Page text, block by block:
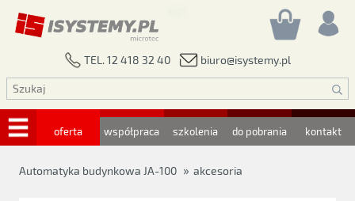
TEL. 12 418 32 40 biuro@isystemy.pl
oferta współpraca szkolenia do pobrania kontakt
Automatyka budynkowa JA-100 » akcesoria